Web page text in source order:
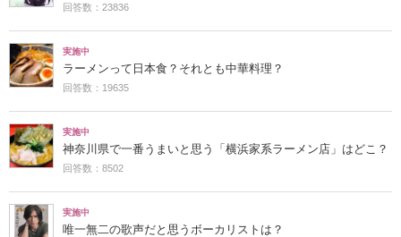
回答数：23836
実施中
ラーメンって日本食？それとも中華料理？
回答数：19635
実施中
神奈川県で一番うまいと思う「横浜家系ラーメン店」はどこ？
回答数：8502
実施中
唯一無二の歌声だと思うボーカリストは？